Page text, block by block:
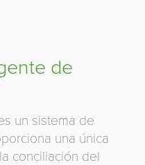
de
un sistema de
una única
conciliación del